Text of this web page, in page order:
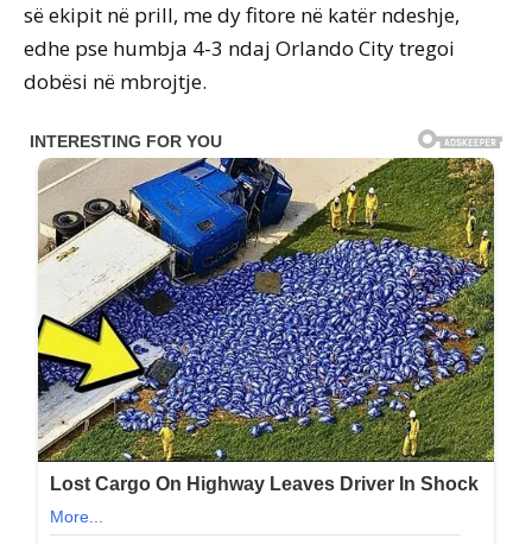
së ekipit në prill, me dy fitore në katër ndeshje,
edhe pse humbja 4-3 ndaj Orlando City tregoi
dobësi në mbrojtje.